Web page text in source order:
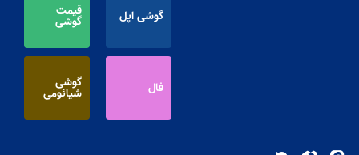
گوشی اپل قیمت
گوشی
فال گوشی
شیائومی